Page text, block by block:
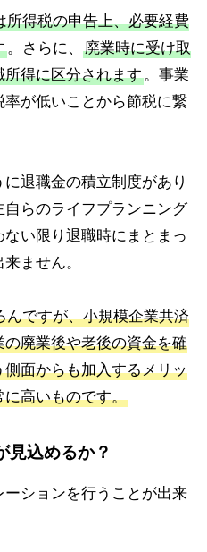
所得税の申告上、必要経費
。さらに、
廃業時に受け取
得に区分されます。事業
が低いことから節税に繋
退職金の積立制度があり
らのライフプランニング
い限り退職時にまとまっ
ません。
んですが、小規模企業共済
廃業後や老後の資金を確
面からも加入するメリッ
高いものです。
見込めるか？
ションを行うことが出来